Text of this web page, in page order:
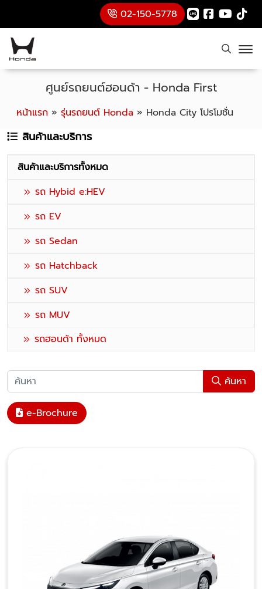
02-150-5778
หน้าแรก » รุ่นรถยนต์ Honda » Honda City โปรโมชั่น
ศูนย์รถยนต์ฮอนด้า - Honda First
สินค้าและบริการ
สินค้าและบริการทั้งหมด
รถ Hybid e:HEV
รถ EV
รถ Sedan
รถ Hatchback
รถ SUV
รถ MUV
รถฮอนด้า ทั้งหมด
ค้นหา
e-Brochure